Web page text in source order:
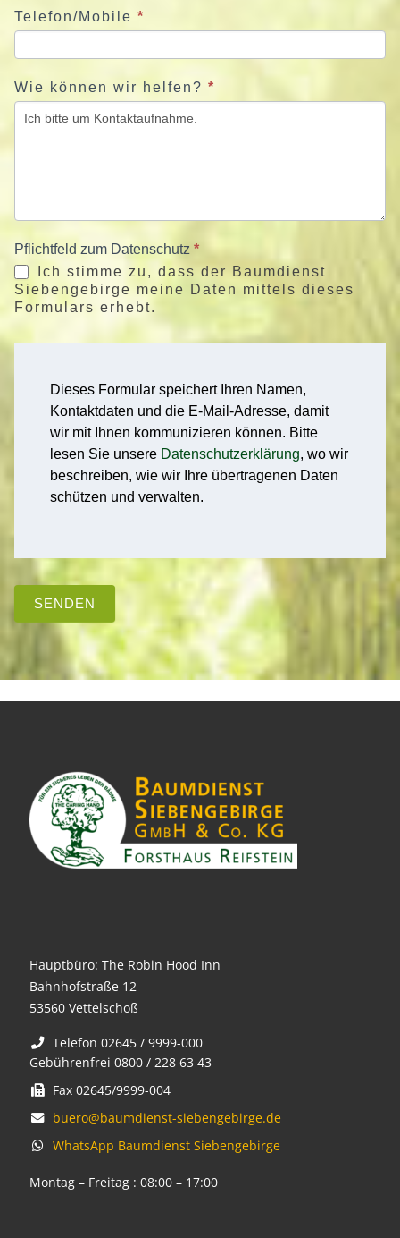
Telefon/Mobile *
Wie können wir helfen? *
Pflichtfeld zum Datenschutz *
Ich stimme zu, dass der Baumdienst
Siebengebirge meine Daten mittels dieses
Formulars erhebt.
Dieses Formular speichert Ihren Namen,
Kontaktdaten und die E-Mail-Adresse, damit
wir mit Ihnen kommunizieren können. Bitte
lesen Sie unsere Datenschutzerklärung, wo wir
beschreiben, wie wir Ihre übertragenen Daten
schützen und verwalten.
SENDEN
Hauptbüro: The Robin Hood Inn
Bahnhofstraße 12
53560 Vettelschoß
Telefon 02645 / 9999-000
Gebührenfrei 0800 / 228 63 43
Fax 02645/9999-004
buero@baumdienst-siebengebirge.de
WhatsApp Baumdienst Siebengebirge
Montag – Freitag : 08:00 – 17:00